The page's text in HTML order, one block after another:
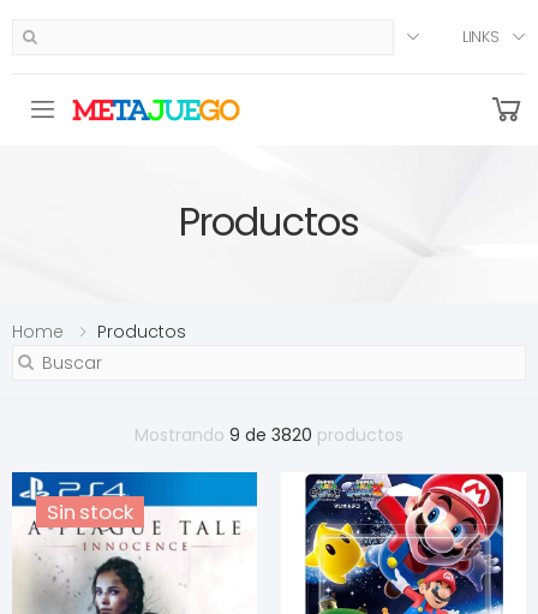
LINKS
Toggle mobile menu
Productos
Home Productos
Mostrando 9 de 3820 productos
Sin stock